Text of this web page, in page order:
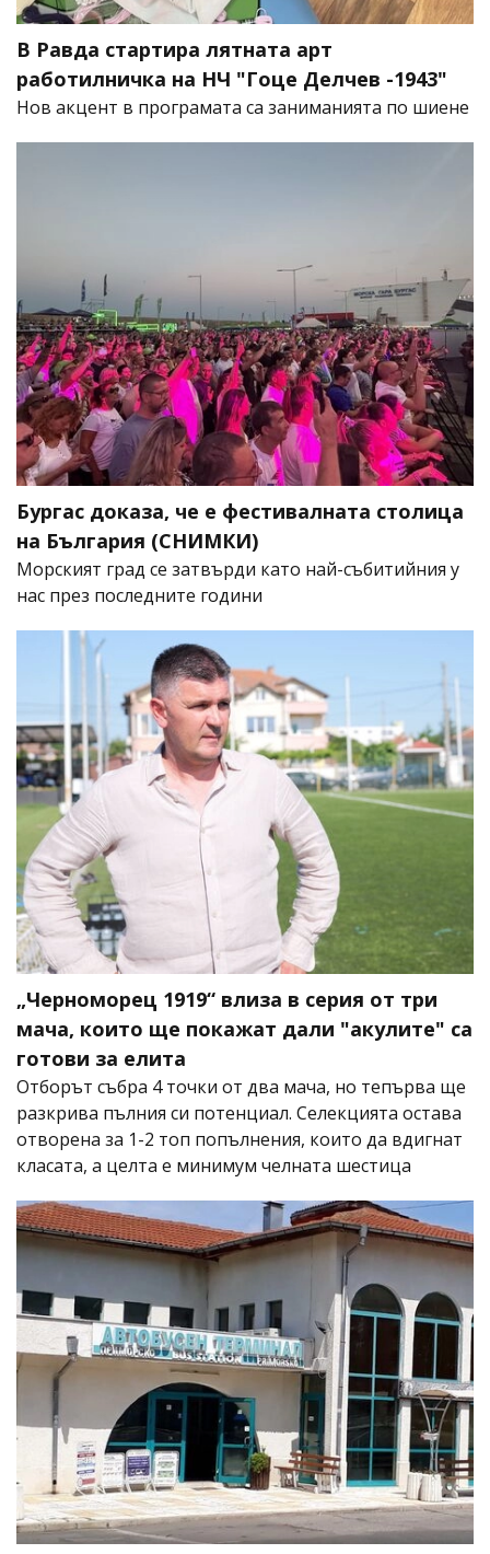
В Равда стартира лятната арт
работилничка на НЧ "Гоце Делчев -1943"
Нов акцент в програмата са заниманията по шиене
Бургас доказа, че е фестивалната столица
на България (СНИМКИ)
Морският град се затвърди като най-събитийния у
нас през последните години
„Черноморец 1919“ влиза в серия от три
мача, които ще покажат дали "акулите" са
готови за елита
Отборът събра 4 точки от два мача, но тепърва ще
разкрива пълния си потенциал. Селекцията остава
отворена за 1-2 топ попълнения, които да вдигнат
класата, а целта е минимум челната шестица